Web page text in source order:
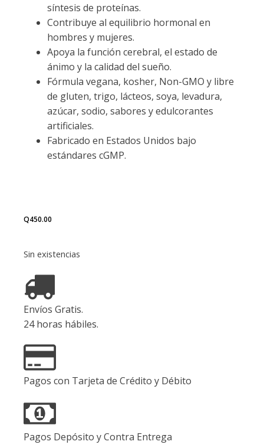
síntesis de proteínas.
Contribuye al equilibrio hormonal en
hombres y mujeres.
Apoya la función cerebral, el estado de
ánimo y la calidad del sueño.
Fórmula vegana, kosher, Non-GMO y libre
de gluten, trigo, lácteos, soya, levadura,
azúcar, sodio, sabores y edulcorantes
artificiales.
Fabricado en Estados Unidos bajo
estándares cGMP.
Q450.00
Sin existencias
Envíos Gratis.
24 horas hábiles.
Pagos con Tarjeta de Crédito y Débito
Pagos Depósito y Contra Entrega